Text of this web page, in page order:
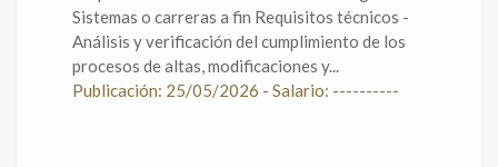
Sistemas o carreras a fin Requisitos técnicos -
Análisis y verificación del cumplimiento de los
procesos de altas, modificaciones y...
Publicación: 25/05/2026 - Salario: ----------